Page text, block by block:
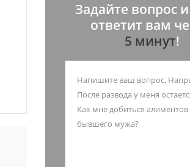
Задайте вопрос
ответит вам
5 минут!